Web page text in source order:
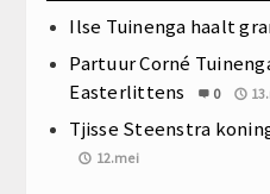
Ilse Tuinenga haalt
Partuur Corné
Easterlittens
0
Tjisse Steenstra
12.mei